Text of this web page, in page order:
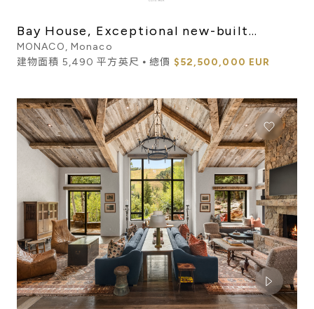
Bay House, Exceptional new-built
apartment in a most luxury ...
MONACO, Monaco
建物面積 5,490 平方英尺 ⦁ 總價 $52,500,000 EUR